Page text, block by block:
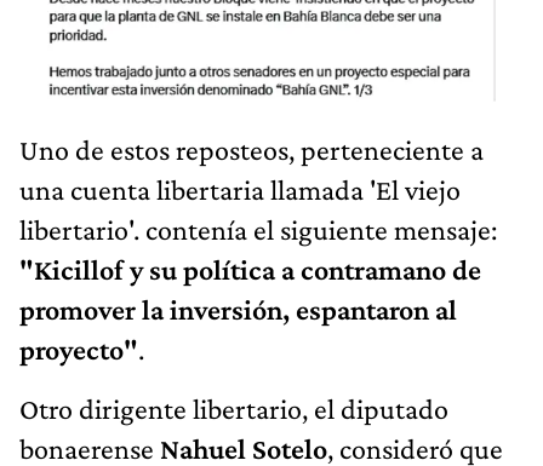
Uno de estos reposteos, perteneciente a
una cuenta libertaria llamada 'El viejo
libertario'. contenía el siguiente mensaje:
"Kicillof y su política a contramano de
promover la inversión, espantaron al
proyecto".
Otro dirigente libertario, el diputado
bonaerense Nahuel Sotelo, consideró que